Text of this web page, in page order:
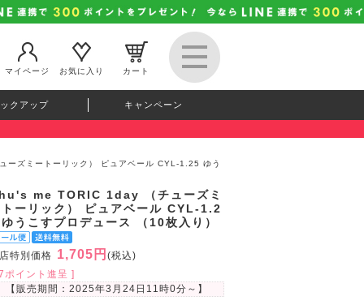
マイページ お気に入り カート
クアップ キャンペーン
ズミートーリック） ピュアベール CYL-1.25 ゆう
me TORIC 1day （チューズミ
ーリック） ピュアベール CYL-1.2
うこすプロデュース （10枚入り）
特別価格 1,705円 (税込)
ポイント進呈 ]
【販売期間： 2025年3月24日11時0分 ～】